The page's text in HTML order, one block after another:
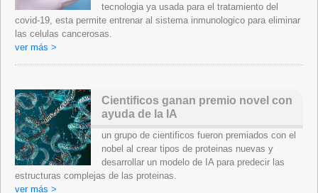
tecnologia ya usada para el tratamiento del
covid-19, esta permite entrenar al sistema inmunologico para eliminar
las celulas cancerosas.
ver más >
Cientificos ganan premio novel con
ayuda de la IA
un grupo de cientificos fueron premiados con el
nobel al crear tipos de proteinas nuevas y
desarrollar un modelo de IA para predecir las
estructuras complejas de las proteinas.
ver más >